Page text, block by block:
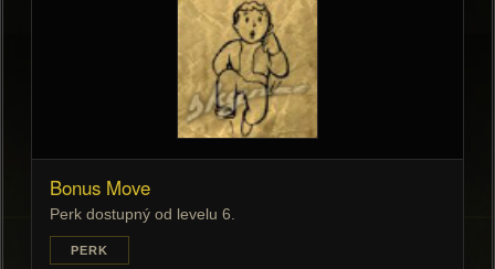
Bonus Move
Perk dostupný od levelu 6.
PERK